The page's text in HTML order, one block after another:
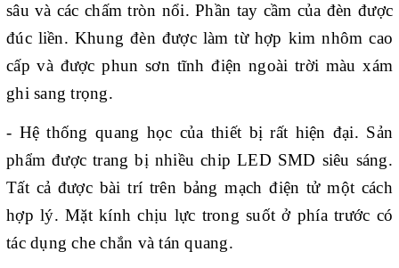
sâu và các chấm tròn nổi. Phần tay cầm của đèn được
đúc liền. Khung đèn được làm từ hợp kim nhôm cao
cấp và được phun sơn tĩnh điện ngoài trời màu xám
ghi sang trọng.
- Hệ thống quang học của thiết bị rất hiện đại. Sản
phẩm được trang bị nhiều chip LED SMD siêu sáng.
Tất cả được bài trí trên bảng mạch điện tử một cách
hợp lý. Mặt kính chịu lực trong suốt ở phía trước có
tác dụng che chắn và tán quang.